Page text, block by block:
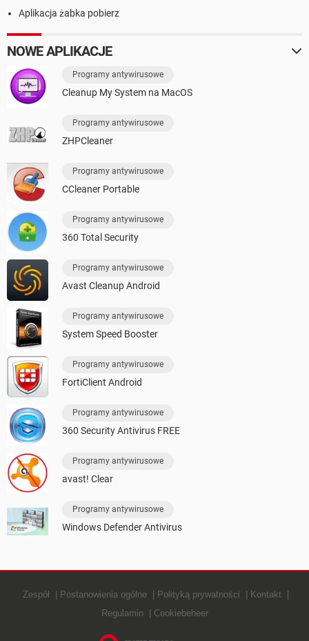
Aplikacja żabka pobierz
NOWE APLIKACJE
Programy antywirusowe
Cleanup My System na MacOS
Programy antywirusowe
ZHPCleaner
Programy antywirusowe
CCleaner Portable
Programy antywirusowe
360 Total Security
Programy antywirusowe
Avast Cleanup Android
Programy antywirusowe
System Speed Booster
Programy antywirusowe
FortiClient Android
Programy antywirusowe
360 Security Antivirus FREE
Programy antywirusowe
avast! Clear
Programy antywirusowe
Windows Defender Antivirus
Zespół Postanowienia ogólne Polityką prywatności
Kontakt
Regulamin
Cookiebeheer